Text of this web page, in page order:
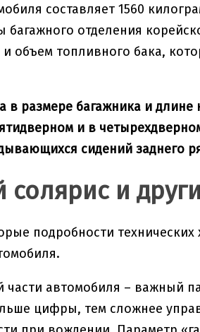
составляет 1560
багажного отделения
объем топливного бака,
в размере багажника и
и в
сидений заднего
солярис и
подробности
части автомобиля – важный
цифры, тем сложнее